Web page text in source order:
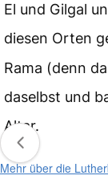
El und Gilgal
diesen Orten
Rama (denn
daselbst und
Altar.
Mehr über die